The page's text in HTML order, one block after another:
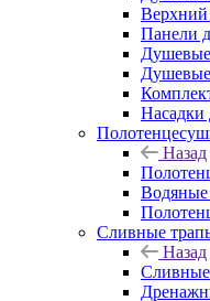
Панели
Насадки
Назад
Водяные
Сливные
Назад